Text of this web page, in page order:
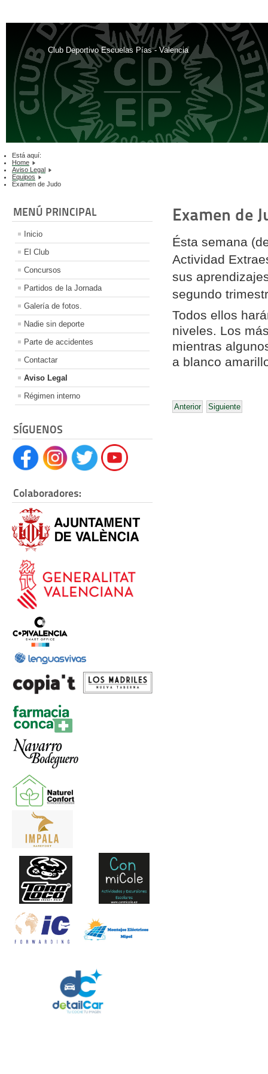
Club Deportivo Escuelas Pías - Valencia
Está aquí:
Home
Aviso Legal
Equipos
Examen de Judo
MENÚ PRINCIPAL
Inicio
El Club
Concursos
Partidos de la Jornada
Galería de fotos.
Nadie sin deporte
Parte de accidentes
Contactar
Aviso Legal
Régimen interno
SÍGUENOS
Colaboradores:
Examen de
Ésta semana
Actividad
sus
segundo
Todos ellos
niveles. Los
mientras
a blanco
Anterior Siguiente